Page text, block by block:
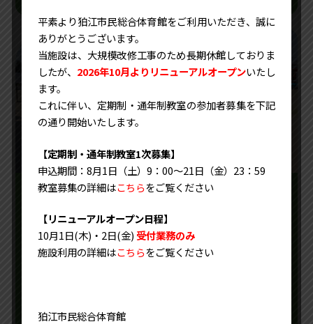
テニスコート・グランド
テニスコートおよびグラウンドは、屋外でのびのび
と活動できる運動スペースです。テニス、サッカ
用が可能で、市民のスポーツ活動を支えています。
平素より狛江市民総合体育館をご利用いただき、誠に
ありがとうございます。
当施設は、大規模改修工事のため長期休館しておりま
したが、 2026年10月よりリニューアルオープンいたし
ます。
これに伴い、定期制・通年制教室の参加者募集を下記
の通り開始いたします。
【定期制・通年制教室1次募集】
申込期間：8月1日（土）9：00～21日（金）23：59
教室募集の詳細はこちらをご覧ください
【リニューアルオープン日程】
10月1日(木)・2日(金) 受付業務のみ
施設利用の詳細はこちらをご覧ください
狛江市民総合体育館